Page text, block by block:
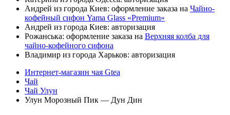
Андрей из города Киев: оформление заказа на Чайно-
кофейный сифон Yama Glass «Premium»
Андрей из города Киев: авторизация
Рожанська: оформление заказа на Верхняя колба для
чайно-кофейного сифона
Владимир из города Харьков: авторизация
Интернет-магазин чая Gtea
Чай
Чай Улун
Улун Морозный Пик — Дун Дин